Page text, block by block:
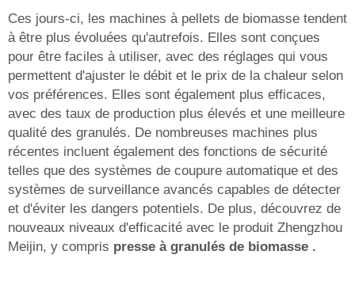
Ces jours-ci, les machines à pellets de biomasse tendent
à être plus évoluées qu'autrefois. Elles sont conçues
pour être faciles à utiliser, avec des réglages qui vous
permettent d'ajuster le débit et le prix de la chaleur selon
vos préférences. Elles sont également plus efficaces,
avec des taux de production plus élevés et une meilleure
qualité des granulés. De nombreuses machines plus
récentes incluent également des fonctions de sécurité
telles que des systèmes de coupure automatique et des
systèmes de surveillance avancés capables de détecter
et d'éviter les dangers potentiels. De plus, découvrez de
nouveaux niveaux d'efficacité avec le produit Zhengzhou
Meijin, y compris presse à granulés de biomasse .